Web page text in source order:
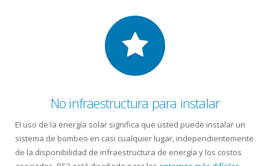
No infraestructura para instalar
El uso de la energía solar significa que usted puede instalar un
sistema de bombeo en casi cualquier lugar, independientemente
de la disponibilidad de infraestructura de energía y los costos